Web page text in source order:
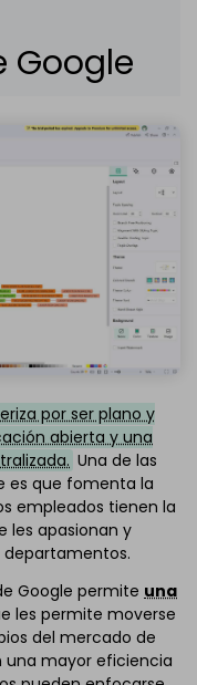
Google
por ser plano y
abierta y una
Una de las
es que fomenta la
empleados tienen la
les apasionan y
Google permite una
les permite moverse
del mercado de
una mayor eficiencia